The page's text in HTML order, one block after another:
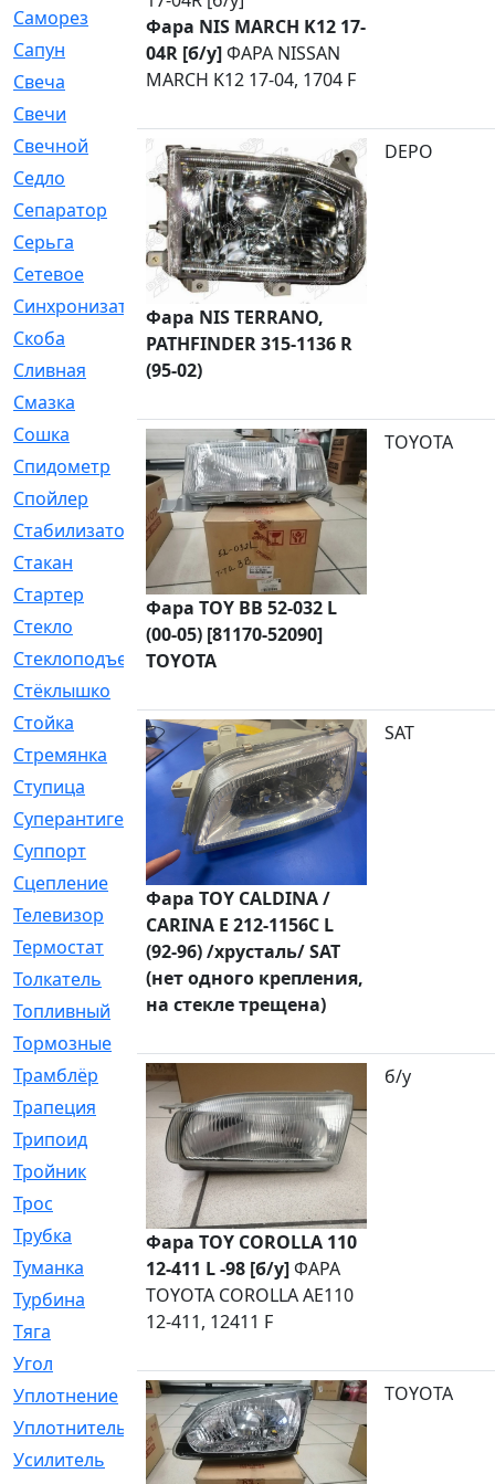
Саморез
[23]
Сапун
[33]
Свеча
[457]
Свечи
Свечной
[2]
Седло
[7]
Сепаратор
[6]
Серьга
[27]
Сетевое
[6]
Синхронизатор
[1]
Скоба
[4]
Сливная
Смазка
Сошка
[8]
Спидометр
[48]
Спойлер
[29]
Стабилизатор
[596]
Стакан
[7]
Стартер
[176]
Стекло
[11]
Стеклоподъемник
[12]
Стёклышко
Стойка
[969]
Стремянка
[46]
Ступица
[775]
Суперантигель
[3]
Суппорт
[198]
Сцепление
[1]
Телевизор
[13]
Термостат
[323]
Толкатель
[4]
Топливный
[5]
Тормозные
Трамблёр
Трапеция
[2]
Трипоид
[16]
Тройник
[1]
Трос
[500]
Трубка
[39]
Туманка
[77]
Турбина
[69]
Тяга
[1264]
Угол
[2]
Уплотнение
[22]
Уплотнитель
[13]
Усилитель
[20]
Фара NIS MARCH K12 17-
04R [б/у]ФАРА NISSAN
MARCH K12 17-04, 1704 F
Фара NIS TERRANO,
PATHFINDER 315-1136 R
(95-02)
DEPO
Фара TOY BB 52-032 L
(00-05) [81170-52090]
TOYOTA
TOYOTA
Фара TOY CALDINA /
CARINA E 212-1156C L
(92-96) /хрусталь/ SAT
(нет одного крепления,
на стекле трещена)
SAT
Фара TOY COROLLA 110
12-411 L -98 [б/у]ФАРА
TOYOTA COROLLA AE110
12-411, 12411 F
б/у
TOYOTA